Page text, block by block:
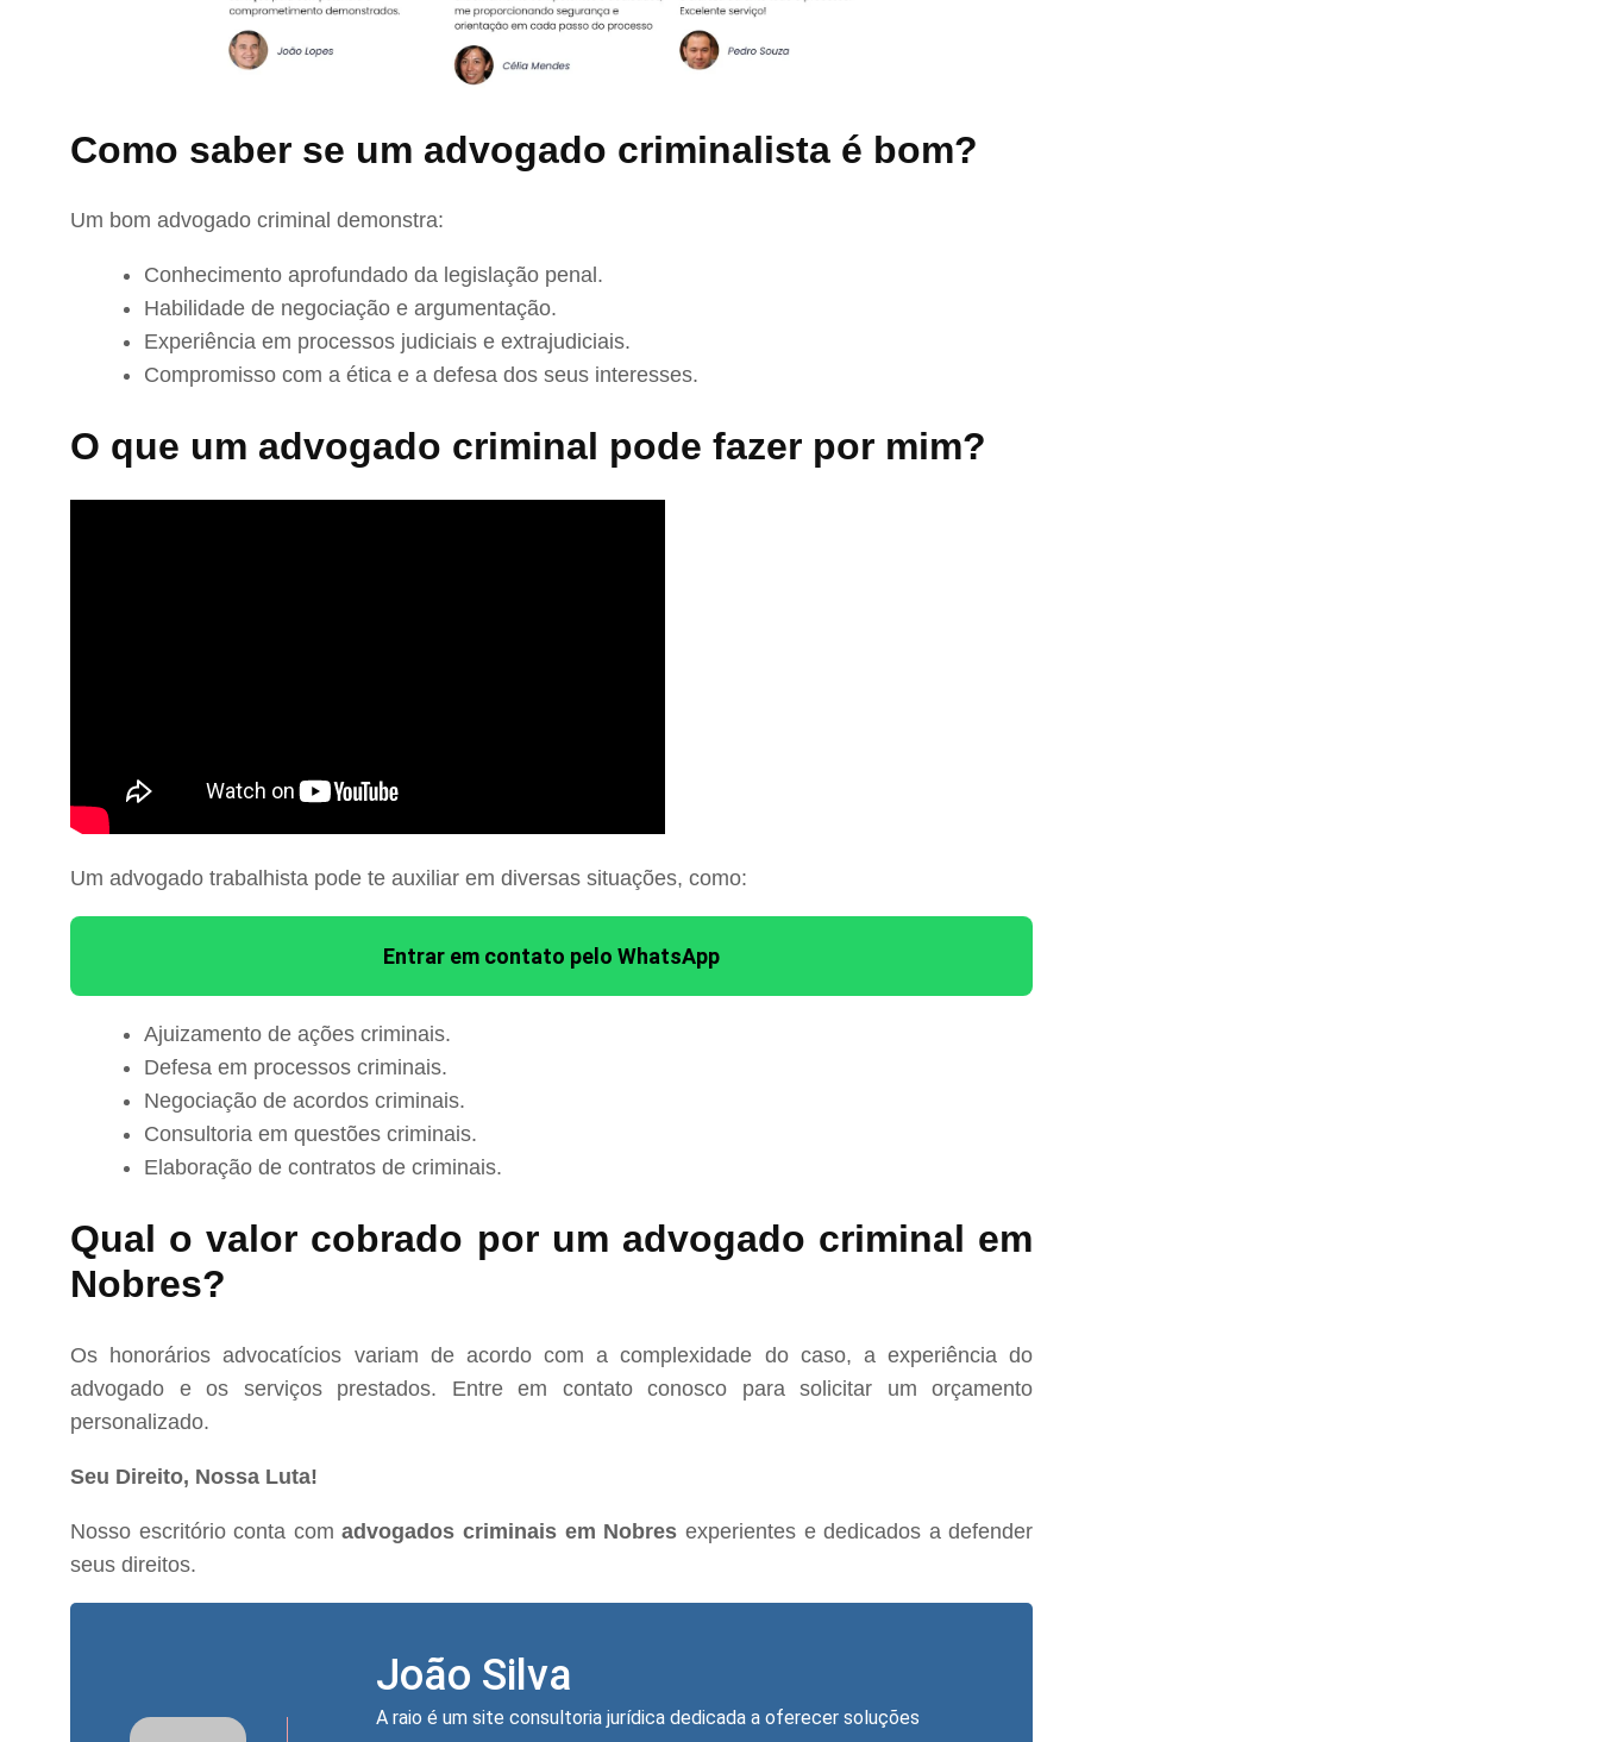
Como saber se um advogado criminalista é bom?
Um bom advogado criminal demonstra:
Conhecimento aprofundado da legislação penal.
Habilidade de negociação e argumentação.
Experiência em processos judiciais e extrajudiciais.
Compromisso com a ética e a defesa dos seus interesses.
O que um advogado criminal pode fazer por mim?
Um advogado trabalhista pode te auxiliar em diversas situações, como:
Entrar em contato pelo WhatsApp
Ajuizamento de ações criminais.
Defesa em processos criminais.
Negociação de acordos criminais.
Consultoria em questões criminais.
Elaboração de contratos de criminais.
Qual o valor cobrado por um advogado criminal em
Nobres?
Os honorários advocatícios variam de acordo com a complexidade do caso, a experiência do
advogado e os serviços prestados. Entre em contato conosco para solicitar um orçamento
personalizado.
Seu Direito, Nossa Luta!
Nosso escritório conta comadvogados criminais em Nobres experientes e dedicados a defender
seus direitos.
João Silva
A raio é um site consultoria jurídica dedicada a oferecer soluções